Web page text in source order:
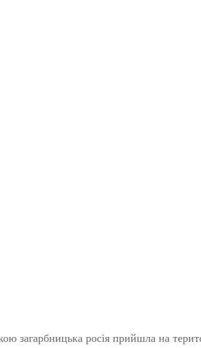
загарбницька росія прийшла на